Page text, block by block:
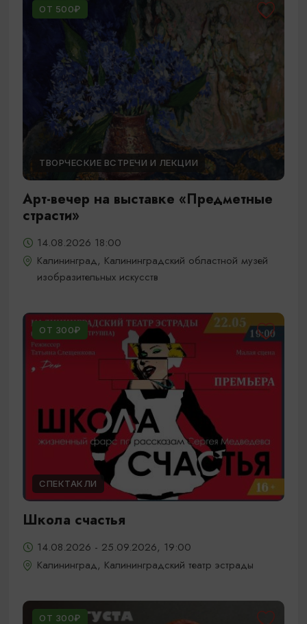
ОТ 500₽
ТВОРЧЕСКИЕ ВСТРЕЧИ И ЛЕКЦИИ
Арт-вечер на выставке «Предметные
страсти»
14.08.2026 18:00
Калининград, Калининградский областной музей
изобразительных искусств
ОТ 300₽
СПЕКТАКЛИ
Школа счастья
14.08.2026 - 25.09.2026, 19:00
Калининград, Калининградский театр эстрады
ОТ 300₽